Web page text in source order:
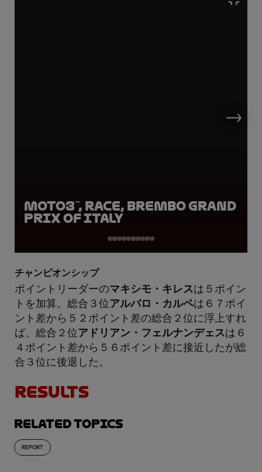
Moto3™, Race, Brembo Grand
Prix of Italy
チャンピオンシップ
ポイントリーダーのマキシモ・キレスは５ポイン
トを加算。総合３位アルバロ・カルペは６７ポイ
ント差から５２ポイント差の総合２位に浮上すれ
ば、総合２位アドリアン・フェルナンデェスは６
４ポイント差から５６ポイント差に接近したが総
合３位に後退した。
RESULTS
Related topics
REPORT